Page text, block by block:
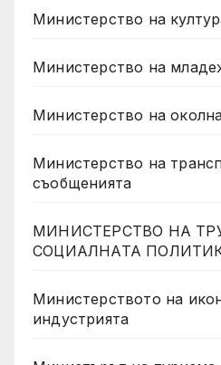
Министерство на
Министерство на
Министерство на
Министерство на
съобщенията
МИНИСТЕРСТВО НА
СОЦИАЛНАТА
Министерството на
индустрията